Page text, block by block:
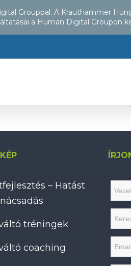
– Hatást
tréningek
coaching
Grouppal. A Krauthammer
a Human Digital Groupon